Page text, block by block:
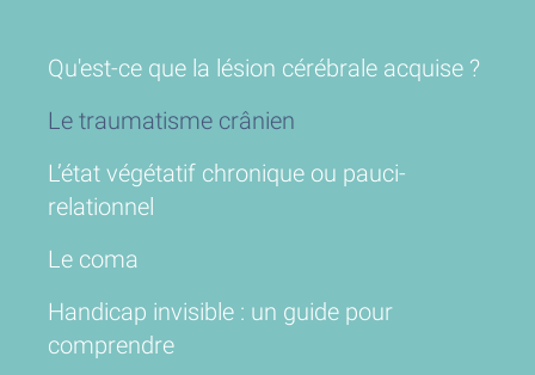
Qu'est-ce que la lésion cérébrale acquise ?
Le traumatisme crânien
L’état végétatif chronique ou pauci-
relationnel
Le coma
Handicap invisible : un guide pour
comprendre